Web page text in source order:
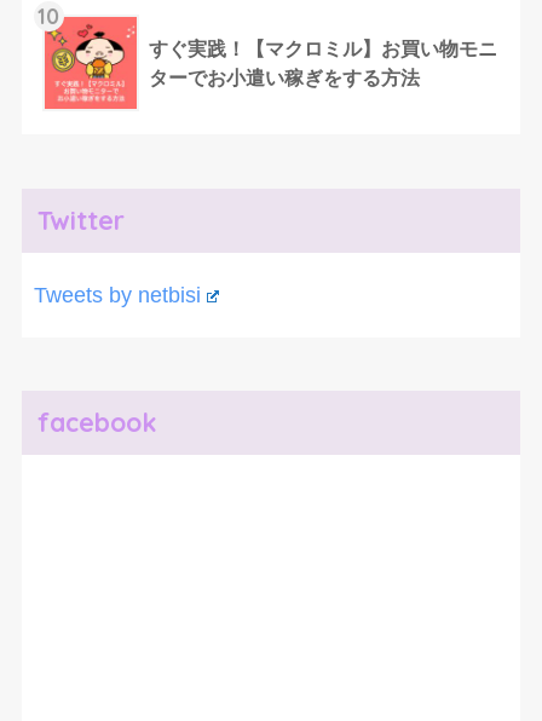
10
すぐ実践！【マクロミル】お買い物モニ
ターでお小遣い稼ぎをする方法
Twitter
Tweets by netbisi
facebook